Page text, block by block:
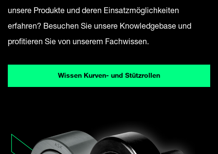
unsere Produkte und deren Einsatzmöglichkeiten
erfahren? Besuchen Sie unsere Knowledgebase und
profitieren Sie von unserem Fachwissen.
Wissen Kurven- und Stützrollen